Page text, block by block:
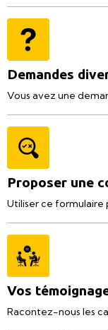
Demandes
Vous avez une
Proposer une
Utiliser ce formulaire
Vos
Racontez-nous les